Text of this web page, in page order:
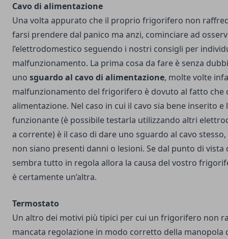
Cavo di alimentazione
Una volta appurato che il proprio frigorifero non
farsi prendere dal panico ma anzi, cominciare ad
l’elettrodomestico seguendo i nostri consigli per
malfunzionamento. La prima cosa da fare è senza
uno sguardo al cavo di alimentazione, molte volte
malfunzionamento del frigorifero è dovuto al fatto che
alimentazione. Nel caso in cui il cavo sia bene inserito e
funzionante (è possibile testarla utilizzando altri
a corrente) è il caso di dare uno sguardo al cavo
non siano presenti danni o lesioni. Se dal punto di vista
sembra tutto in regola allora la causa del vostro
è certamente un’altra.
Termostato
Un altro dei motivi più tipici per cui un frigorifero non
mancata regolazione in modo corretto della manopola